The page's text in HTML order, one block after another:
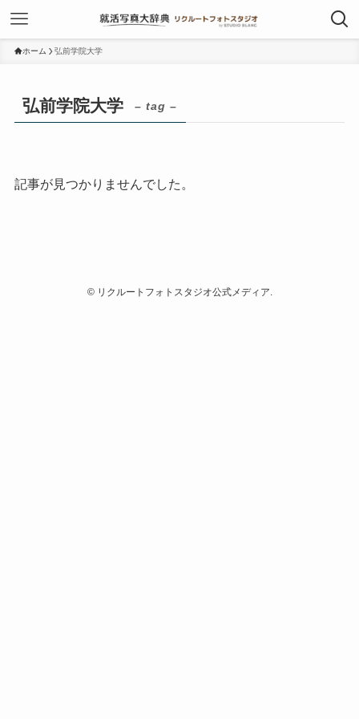
ホーム 弘前学院大学
弘前学院大学 – tag –
記事が見つかりませんでした。
©リクルートフォトスタジオ公式メディア.